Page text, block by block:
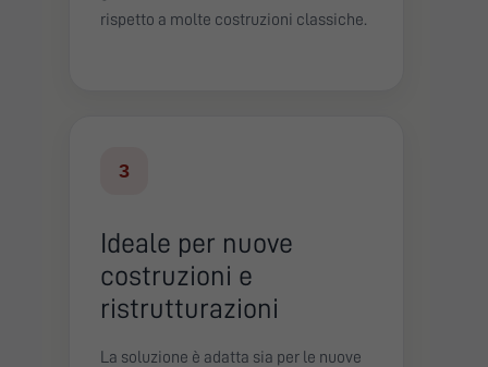
rispetto a molte costruzioni classiche.
3
Ideale per nuove
costruzioni e
ristrutturazioni
La soluzione è adatta sia per le nuove